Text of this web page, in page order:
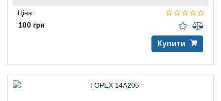
Ціна:
100 грн
Купити